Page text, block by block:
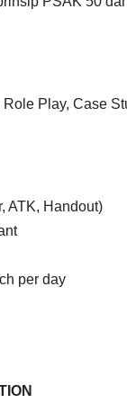
Play, Case
ATK, Handout)
per day